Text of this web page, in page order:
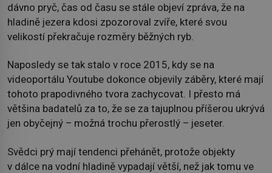
dávno pryč, čas od času se stále objeví zpráva, že na
hladině jezera kdosi zpozoroval zvíře, které svou
velikostí překračuje rozměry běžných ryb.
Naposledy se tak stalo v roce 2015, kdy se na
videoportálu Youtube dokonce objevily záběry, které mají
tohoto prapodivného tvora zachycovat. I přesto má
většina badatelů za to, že se za tajuplnou příšerou ukrývá
jen obyčejný – možná trochu přerostlý – jeseter.
Svědci prý mají tendenci přehánět, protože objekty
v dálce na vodní hladině vypadají větší, než jak tomu ve